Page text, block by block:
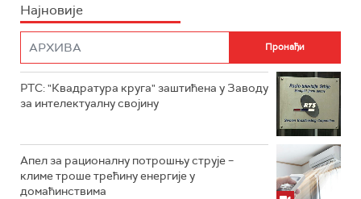
Најновије
РТС: "Квадратура круга" заштићена у Заводу
за интелектуалну својину
Апел за рационалну потрошњу струје –
климе троше трећину енергије у
домаћинствима